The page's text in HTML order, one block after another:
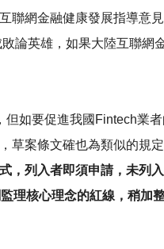
網金融健康發展指導意
論英雄，如果大陸互聯網
如要促進我國Fintech業
草案條文確也為類似的規
，列入者即須申請，未列
理核心理念的紅線，稍加